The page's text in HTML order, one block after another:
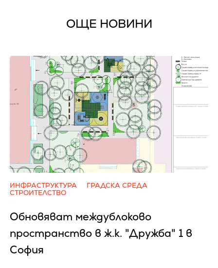
ОЩЕ НОВИНИ
ИНФРАСТРУКТУРА
ГРАДСКА СРЕДА
СТРОИТЕЛСТВО
Обновяват междублоково
пространство в ж.к. "Дружба" 1 в
София